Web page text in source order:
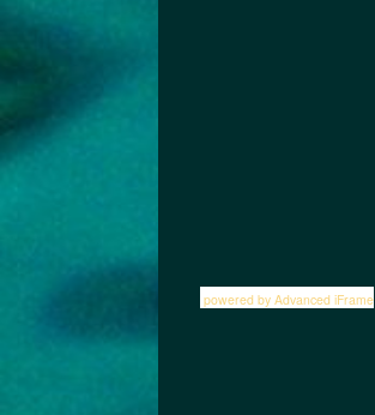
powered by Advanced iFrame